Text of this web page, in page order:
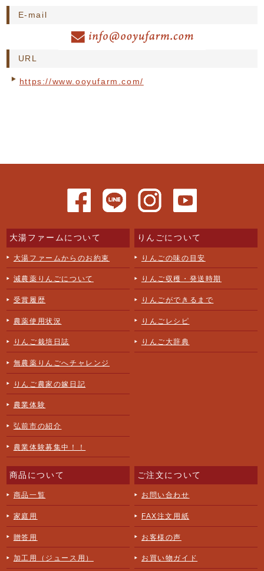
E-mail
URL
https://www.ooyufarm.com/
大湯ファームについて
大湯ファームからのお約束
減農薬りんごについて
受賞履歴
農薬使用状況
りんご栽培日誌
無農薬りんごへチャレンジ
りんご農家の嫁日記
農業体験
弘前市の紹介
農業体験募集中！！
りんごについて
りんごの味の目安
りんご収穫・発送時期
りんごができるまで
りんごレシピ
りんご大辞典
商品について
商品一覧
家庭用
贈答用
加工用（ジュース用）
ご注文について
お問い合わせ
FAX注文用紙
お客様の声
お買い物ガイド